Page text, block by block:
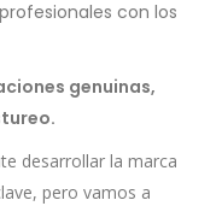
con los
genuinas,
desarrollar la marca
pero vamos a